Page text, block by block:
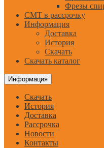
Фрезы
CMT в рассрочку
Информация
Доставка
История
Скачать
Скачать каталог
Информация
Скачать
История
Доставка
Рассрочка
Новости
Контакты